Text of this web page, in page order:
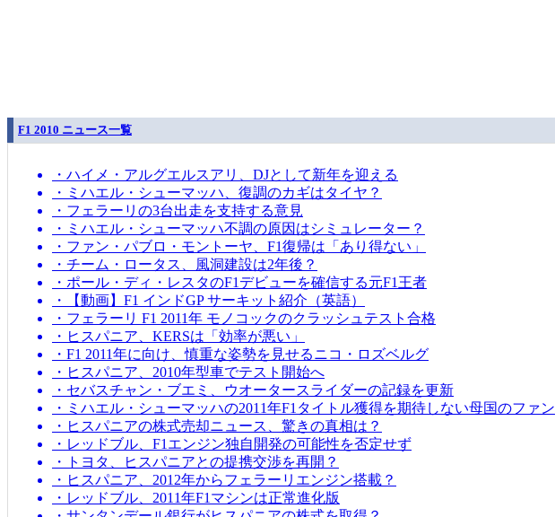
F1 2010 ニュース一覧
・ハイメ・アルグエルスアリ、DJとして新年を迎える
・ミハエル・シューマッハ、復調のカギはタイヤ？
・フェラーリの3台出走を支持する意見
・ミハエル・シューマッハ不調の原因はシミュレーター？
・ファン・パブロ・モントーヤ、F1復帰は「あり得ない」
・チーム・ロータス、風洞建設は2年後？
・ポール・ディ・レスタのF1デビューを確信する元F1王者
・【動画】F1 インドGP サーキット紹介（英語）
・フェラーリ F1 2011年 モノコックのクラッシュテスト合格
・ヒスパニア、KERSは「効率が悪い」
・F1 2011年に向け、慎重な姿勢を見せるニコ・ロズベルグ
・ヒスパニア、2010年型車でテスト開始へ
・セバスチャン・ブエミ、ウオータースライダーの記録を更新
・ミハエル・シューマッハの2011年F1タイトル獲得を期待しない母国のファン
・ヒスパニアの株式売却ニュース、驚きの真相は？
・レッドブル、F1エンジン独自開発の可能性を否定せず
・トヨタ、ヒスパニアとの提携交渉を再開？
・ヒスパニア、2012年からフェラーリエンジン搭載？
・レッドブル、2011年F1マシンは正常進化版